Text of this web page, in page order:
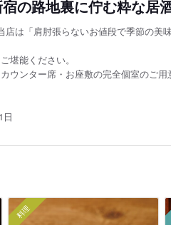
宿の路地裏に佇む粋な居
は「肩肘張らないお値段で季節の美
堪能ください。
ウンター席・お座敷の完全個室のご
料理